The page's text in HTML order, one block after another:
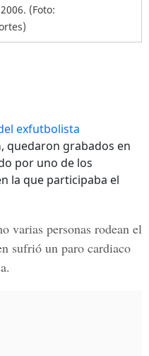
(Foto:
exfutbolista
, quedaron grabados en
por uno de los
la que participaba el
varias personas rodean el
sufrió un paro cardiaco